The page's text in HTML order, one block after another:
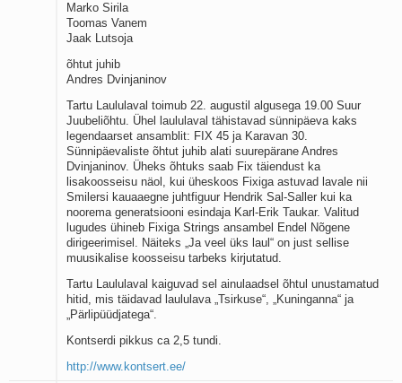
Marko Sirila
Toomas Vanem
Jaak Lutsoja
õhtut juhib
Andres Dvinjaninov
Tartu Laululaval toimub 22. augustil algusega 19.00 Suur
Juubeliõhtu. Ühel laululaval tähistavad sünnipäeva kaks
legendaarset ansamblit: FIX 45 ja Karavan 30.
Sünnipäevaliste õhtut juhib alati suurepärane Andres
Dvinjaninov. Üheks õhtuks saab Fix täiendust ka
lisakoosseisu näol, kui üheskoos Fixiga astuvad lavale nii
Smilersi kauaaegne juhtfiguur Hendrik Sal-Saller kui ka
noorema generatsiooni esindaja Karl-Erik Taukar. Valitud
lugudes ühineb Fixiga Strings ansambel Endel Nõgene
dirigeerimisel. Näiteks „Ja veel üks laul“ on just sellise
muusikalise koosseisu tarbeks kirjutatud.
Tartu Laululaval kaiguvad sel ainulaadsel õhtul unustamatud
hitid, mis täidavad laululava „Tsirkuse“, „Kuninganna“ ja
„Pärlipüüdjatega“.
Kontserdi pikkus ca 2,5 tundi.
http://www.kontsert.ee/